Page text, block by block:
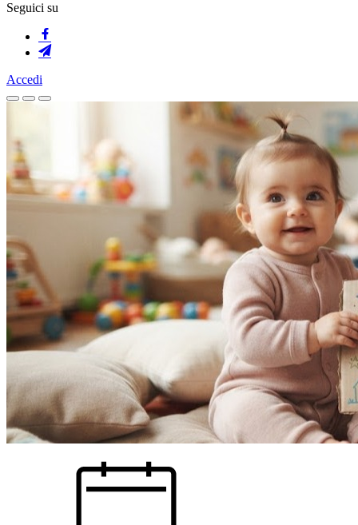
Seguici su
Accedi
Homepage